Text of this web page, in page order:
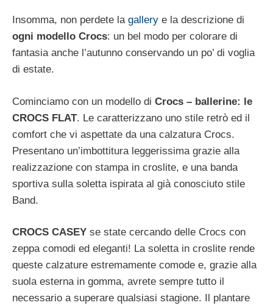
Insomma, non perdete lagallery e la descrizione di
ogni modello Crocs: un bel modo per colorare di
fantasia anche l’autunno conservando un po’ di voglia
di estate.
Cominciamo con un modello di Crocs – ballerine: le
CROCS FLAT. Le caratterizzano uno stile retrò ed il
comfort che vi aspettate da una calzatura Crocs.
Presentano un’imbottitura leggerissima grazie alla
realizzazione con stampa in croslite, e una banda
sportiva sulla soletta ispirata al già conosciuto stile
Band.
CROCS CASEY se state cercando delle Crocs con
zeppa comodi ed eleganti! La soletta in croslite rende
queste calzature estremamente comode e, grazie alla
suola esterna in gomma, avrete sempre tutto il
necessario a superare qualsiasi stagione. Il plantare